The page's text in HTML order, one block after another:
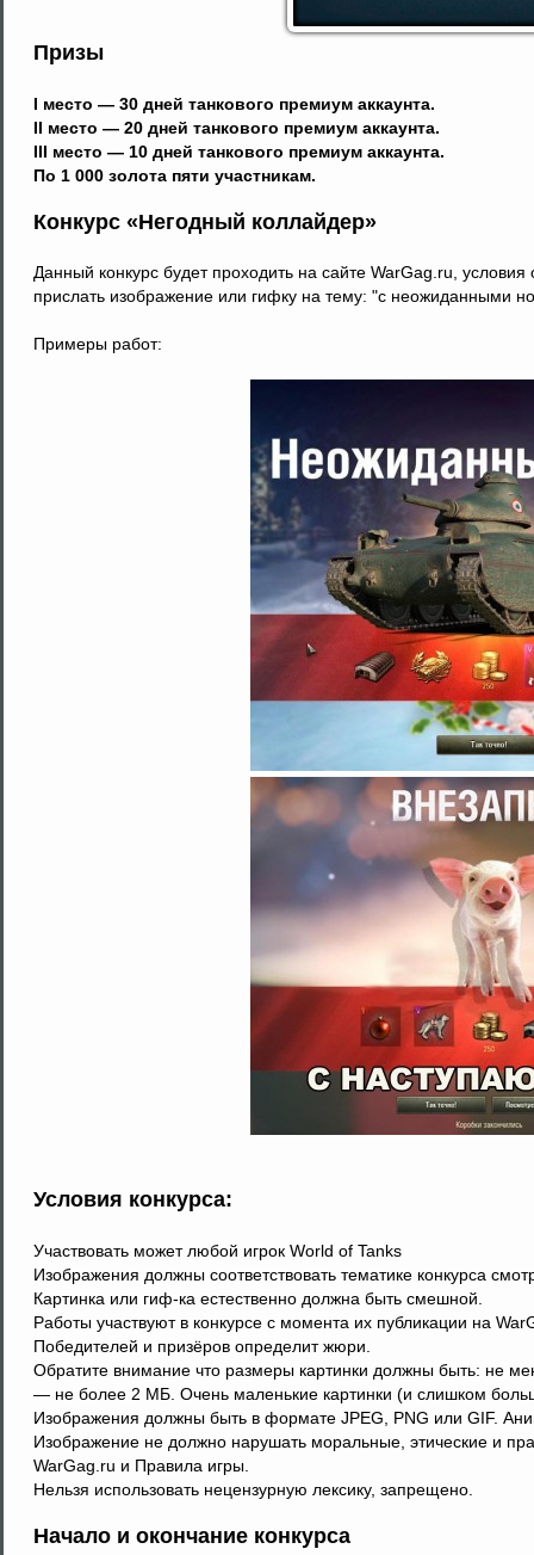
Призы
I место — 30 дней танкового премиум аккаунта.
II место — 20 дней танкового премиум аккаунта.
III место — 10 дней танкового премиум аккаунта.
По 1 000 золота пяти участникам.
Конкурс «Негодный коллайдер»
Данный конкурс будет проходить на сайте WarGag.ru,
прислать изображение или гифку на тему: "с неожиданными
Примеры работ:
Условия конкурса:
Участвовать может любой игрок World of Tanks
Изображения должны соответствовать тематике конкурса
Картинка или гиф-ка естественно должна быть смешной.
Работы участвуют в конкурсе с момента их публикации на
Победителей и призёров определит жюри.
Обратите внимание что размеры картинки должны быть: не
— не более 2 МБ. Очень маленькие картинки (и слишком
Изображения должны быть в формате JPEG, PNG или GIF.
Изображение не должно нарушать моральные, этические и
WarGag.ru и Правила игры.
Нельзя использовать нецензурную лексику, запрещено.
Начало и окончание конкурса